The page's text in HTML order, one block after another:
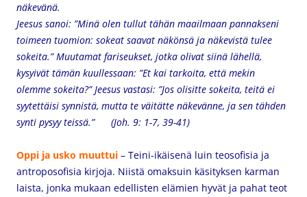
näkevänä.
Jeesus sanoi: ”Minä olen tullut tähän maailmaan pannakseni
toimeen tuomion: sokeat saavat näkönsä ja näkevistä tulee
sokeita.” Muutamat fariseukset, jotka olivat siinä lähellä,
kysyivät tämän kuullessaan: ”Et kai tarkoita, että mekin
olemme sokeita?” Jeesus vastasi: ”Jos olisitte sokeita, teitä ei
syytettäisi synnistä, mutta te väitätte näkevänne, ja sen tähden
synti pysyy teissä.” (Joh. 9: 1-7, 39-41)
Oppi ja usko muuttui – Teini-ikäisenä luin teosofisia ja
antroposofisia kirjoja. Niistä omaksuin käsityksen karman
laista, jonka mukaan edellisten elämien hyvät ja pahat teot